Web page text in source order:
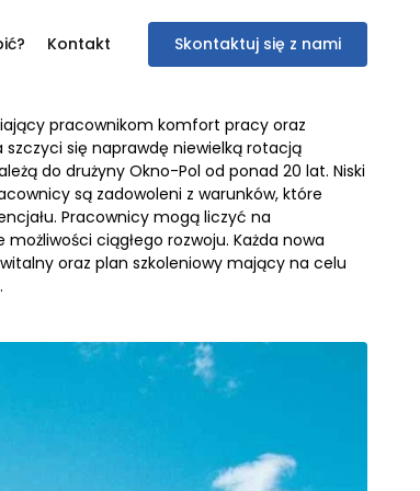
i
Kontakt Skontaktuj się z nami
pracownikom komfort pracy oraz
się naprawdę niewielką rotacją
do drużyny Okno-Pol od ponad 20 lat. Niski
są zadowoleni z warunków, które
Pracownicy mogą liczyć na
ciągłego rozwoju. Każda nowa
oraz plan szkoleniowy mający na celu